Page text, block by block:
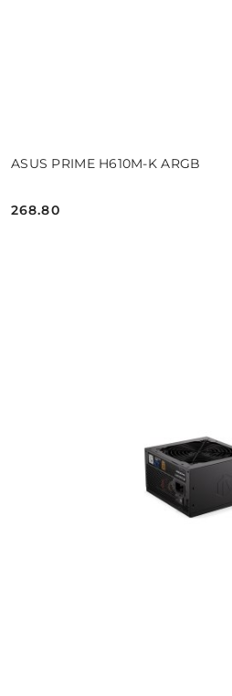
ASUS PRIME H610M-K ARGB
Cena:
268.80